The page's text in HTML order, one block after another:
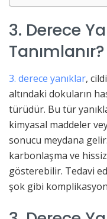
3. Derece
Tanımlanır?
3. derece yanıklar,
altındaki dokuların
türüdür. Bu tür
kimyasal maddeler
sonucu meydana
karbonlaşma ve
gösterebilir. Tedavi
şok gibi